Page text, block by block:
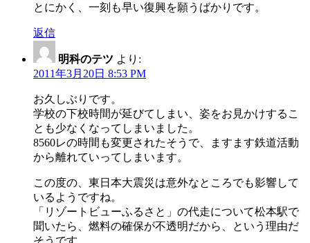
とにかく、一刻も早い復興を願うばかりです。
返信
明科のテツ より:
2011年3月20日 8:53 PM
お久しぶりです。
学校の下校時間が延びてしまい、姿をお見かけするこ
とも少なくなってしまいました。
8560レの時間も変更されたそうで、ますます鉄道活動
から離れていってしまいます。
この度の、東日本大震災は意外なところでも影響して
いるようですね。
「リゾートビューふるさと」の代走について松本駅で
聞いたら、燃料の確保が不透明だから、という理由だ